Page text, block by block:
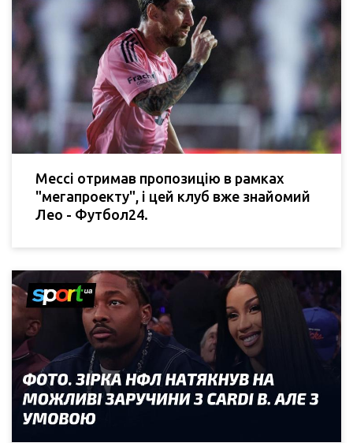
Мессі отримав пропозицію в рамках
"мегапроекту", і цей клуб вже знайомий
Лео - Футбол24.